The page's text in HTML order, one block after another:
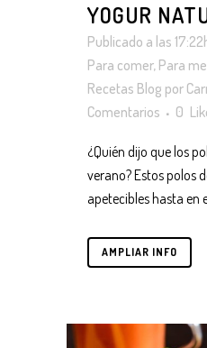
YOGUR
Publicado a las
Para comer, Para
Recetas Blog por
Comentarios
0
¿Quién dijo que los
verano? Estos polos
apetecibles hasta en
AMPLIAR INFO